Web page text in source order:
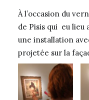
À l’occasion du
de Pisis qui eu lieu
une installation
projetée sur la